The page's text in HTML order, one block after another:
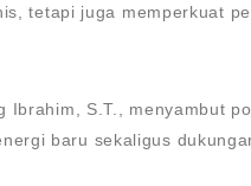
tetapi juga memperkuat
Ibrahim, S.T., menyambut
baru sekaligus